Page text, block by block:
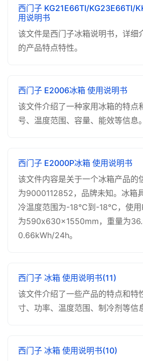
西门子 KG21E66TI/KG23E66TI/
用说明书
该文件是西门子冰箱说明书，详细
的产品特点特性。
西门子 E2006冰箱 使用说明书
该文件介绍了一种家用冰箱的特点
号、温度范围、容量、能效等信息。
西门子 E2000P冰箱 使用说明书
该文件内容是关于一个冰箱产品的
为9000112852，品牌未知。冰箱
冷温度范围为-18°C到-18°C，使
为590x630x1550mm，重量为
0.66kWh/24h。
西门子 冰箱 使用说明书(11)
该文件介绍了一些产品的特点和特
寸、功率、温度范围、制冷剂等信
西门子 冰箱 使用说明书(10)